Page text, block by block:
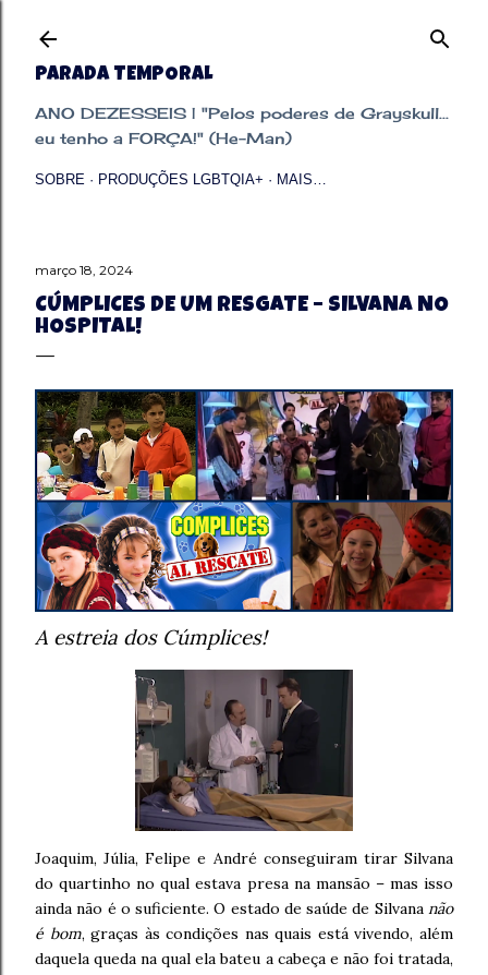
PARADA TEMPORAL
ANO DEZESSEIS | "Pelos poderes de Grayskull...
eu tenho a FORÇA!" (He-Man)
SOBRE PRODUÇÕES LGBTQIA+ MAIS…
março 18, 2024
CÚMPLICES DE UM RESGATE – SILVANA NO
HOSPITAL!
A estreia dos Cúmplices!
Joaquim, Júlia, Felipe e André conseguiram tirar Silvana
do quartinho no qual estava presa na mansão – mas isso
ainda não é o suficiente. O estado de saúde de Silvana não
é bom, graças às condições nas quais está vivendo, além
daquela queda na qual ela bateu a cabeça e não foi tratada,